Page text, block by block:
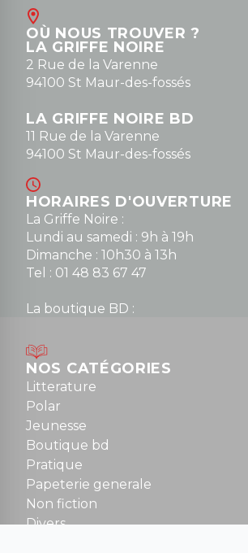
contact@la-griffe-
0148836747
OÙ NOUS TROUVER ?
LA GRIFFE NOIRE
2 Rue de la Varenne
94100 St Maur-des-fossés
LA GRIFFE NOIRE BD
11 Rue de la Varenne
94100 St Maur-des-fossés
HORAIRES D'OUVERTURE
La Griffe Noire :
Lundi au samedi : 9h à 19h
Dimanche : 10h30 à 13h
Tel : 01 48 83 67 47
La boutique BD :
Mardi au samedi : 10h à 13h / 14h à
Dimanche : 10h30 à 12h30
Tel : 01 48 89 13 88
Fermé le dimanche en Juillet et
NOUS CONTACTER
contact@la-griffe-noire.com
NOS CATÉGORIES
Litterature
Polar
Jeunesse
Boutique bd
Pratique
Papeterie generale
Non fiction
Divers